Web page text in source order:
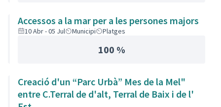
Accessos a la mar per a les persones majors
10 Abr - 05 Jul Municipi Platges
100 %
Creació d'un “Parc Urbà” Mes de la Mel"
entre C.Terral de d'alt, Terral de Baix i de l'